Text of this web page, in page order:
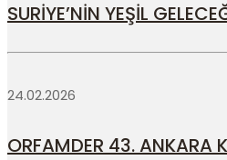
SURİYE’NİN YEŞİL
24.02.2026
ORFAMDER 43. ANKARA